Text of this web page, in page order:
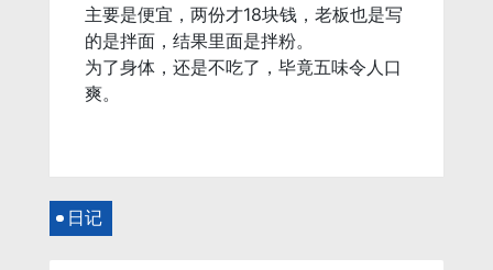
主要是便宜，两份才18块钱，老板也是写
的是拌面，结果里面是拌粉。
为了身体，还是不吃了，毕竟五味令人口
爽。
日记